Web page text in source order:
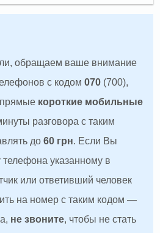
обращаем ваше внимание
с кодом070 (700),
прямые короткие мобильные
разговора с таким
до60 грн. Если Вы
указанному в
или ответивший человек
на номер с таким кодом —
не звоните, чтобы не стать